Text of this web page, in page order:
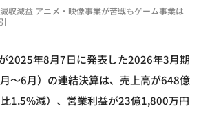
収減益 アニメ・映像事業が苦戦もゲーム事業は
2025年8月7日に発表した2026年3月期
～6月）の連結決算は、売上高が648億
1.5%減）、営業利益が23億1,800万円